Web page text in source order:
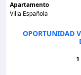
Apartamento
Villa Española
OPORTUNIDAD